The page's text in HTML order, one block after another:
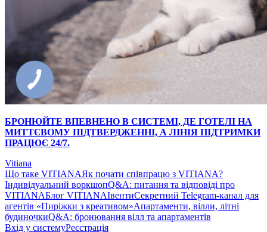
БРОНЮЙТЕ ВПЕВНЕНО В СИСТЕМІ, ДЕ ГОТЕЛІ НА
МИТТЄВОМУ ПІДТВЕРДЖЕННІ, А ЛІНІЯ ПІДТРИМКИ
ПРАЦЮЄ 24/7.
Vitiana
Що таке VITIANAЯк почати співпрацю з VITIANA?
Індивідуальний воркшопQ&A: питання та відповіді про
VITIANAБлог VITIANAІвентиСекретний Telegram-канал для
агентів «Пиріжки з креативом»Апартаменти, вілли, літні
будиночкиQ&A: бронювання вілл та апартаментів
Вхід у системуРеєстрація